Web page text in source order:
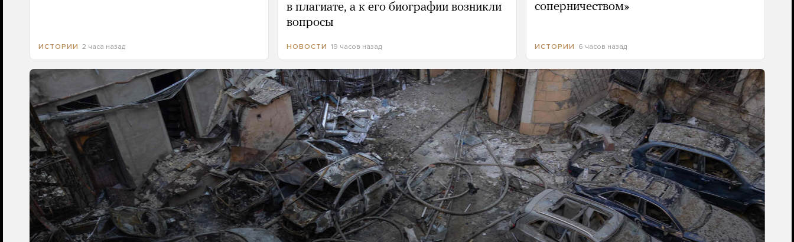
ИСТОРИИ 2 часа назад
в плагиате, а к его биографии возникли
вопросы
НОВОСТИ 19 часов назад
соперничеством»
ИСТОРИИ 6 часов назад